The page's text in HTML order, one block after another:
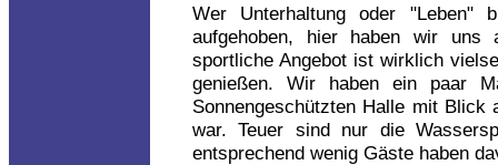
Wer Unterhaltung oder
aufgehoben, hier haben wir uns
sportliche Angebot ist wirklich
genießen. Wir haben ein paar
Sonnengeschützten Halle mit
war. Teuer sind nur die
entsprechend wenig Gäste haben